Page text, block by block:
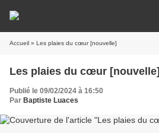
Accueil » Les plaies du cœur [nouvelle]
Les plaies du cœur [nouvelle]
Publié le 09/02/2024 à 16:50
Par Baptiste Luaces